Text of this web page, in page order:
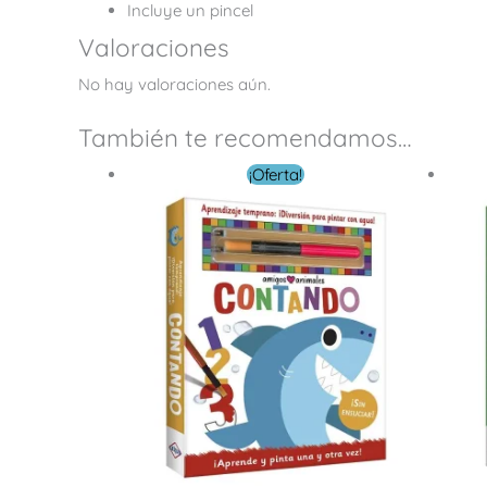
Incluye un pincel
Valoraciones
No hay valoraciones aún.
También te recomendamos…
¡Oferta!
precio
original
era:
$ 16.00.
El
precio
actual
es:
$ 7.00.